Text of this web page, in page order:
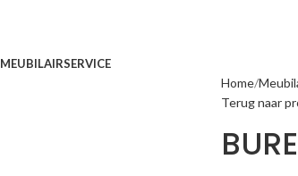
MEUBILAIRSERVICE
Home
Terug naar